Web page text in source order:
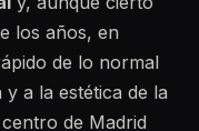
los años, en
de lo normal
a la estética de la
de Madrid